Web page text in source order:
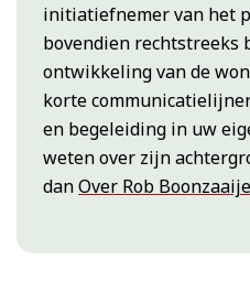
initiatiefnemer van het
bovendien rechtstreeks
ontwikkeling van de
korte
en begeleiding in uw
weten over zijn
danOver Rob